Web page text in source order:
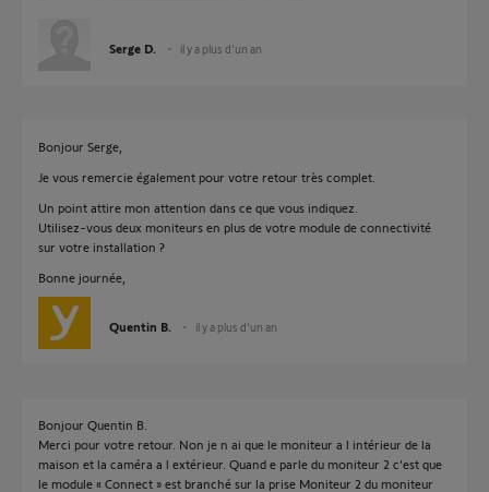
Serge D. il y a plus d'un an
Bonjour Serge,
Je vous remercie également pour votre retour très complet.
Un point attire mon attention dans ce que vous indiquez.
Utilisez-vous deux moniteurs en plus de votre module de connectivité
sur votre installation ?
Bonne journée,
Quentin B. il y a plus d'un an
Bonjour Quentin B.
Merci pour votre retour. Non je n ai que le moniteur a l intérieur de la
maison et la caméra a l extérieur. Quand e parle du moniteur 2 c’est que
le module « Connect » est branché sur la prise Moniteur 2 du moniteur